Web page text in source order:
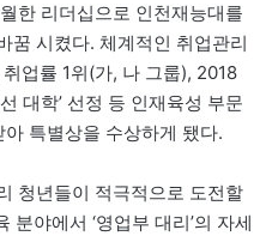
한 리더십으로 인천재능대를
꿈 시켰다. 체계적인 취업관리
업률 1위(가, 나 그룹), 2018
대학’ 선정 등 인재육성 부문
특별상을 수상하게 됐다.
청년들이 적극적으로 도전할
야에서 ‘영업부 대리’의 자세